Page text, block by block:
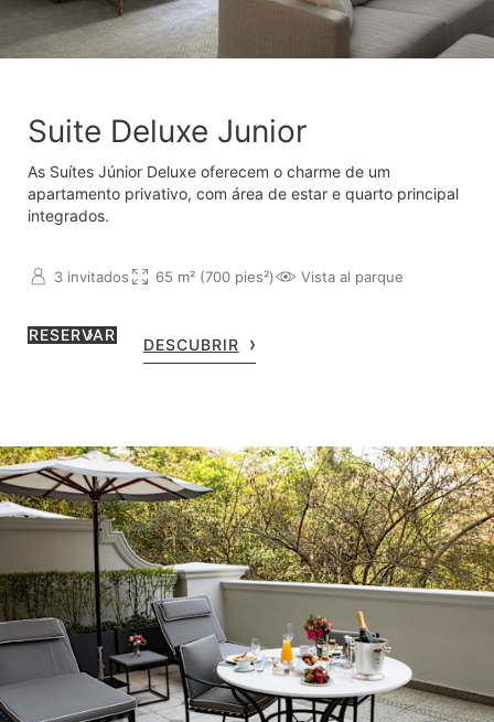
Suite Deluxe Junior
As Suítes Júnior Deluxe oferecem o charme de um
apartamento privativo, com área de estar e quarto principal
integrados.
3 invitados 65 m² (700 pies²) Vista al parque
RESERVAR
DESCUBRIR